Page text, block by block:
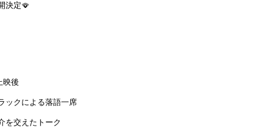
決定🪭
映後
ックによる落語一席
を交えたトーク